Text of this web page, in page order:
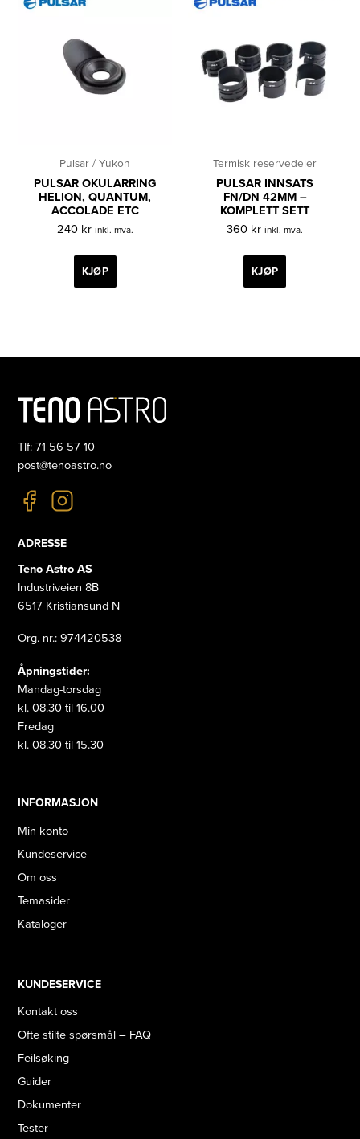
Pulsar / Yukon
PULSAR OKULARRING
HELION, QUANTUM,
ACCOLADE ETC
240 kr inkl. mva.
KJØP
Termisk reservedeler
PULSAR INNSATS
FN/DN 42MM –
KOMPLETT SETT
360 kr inkl. mva.
KJØP
Tlf: 71 56 57 10
post@tenoastro.no
ADRESSE
Teno Astro AS
Industriveien 8B
6517 Kristiansund N
Org. nr.: 974420538
Åpningstider:
Mandag-torsdag
kl. 08.30 til 16.00
Fredag
kl. 08.30 til 15.30
INFORMASJON
Min konto
Kundeservice
Om oss
Temasider
Kataloger
KUNDESERVICE
Kontakt oss
Ofte stilte spørsmål – FAQ
Feilsøking
Guider
Dokumenter
Tester